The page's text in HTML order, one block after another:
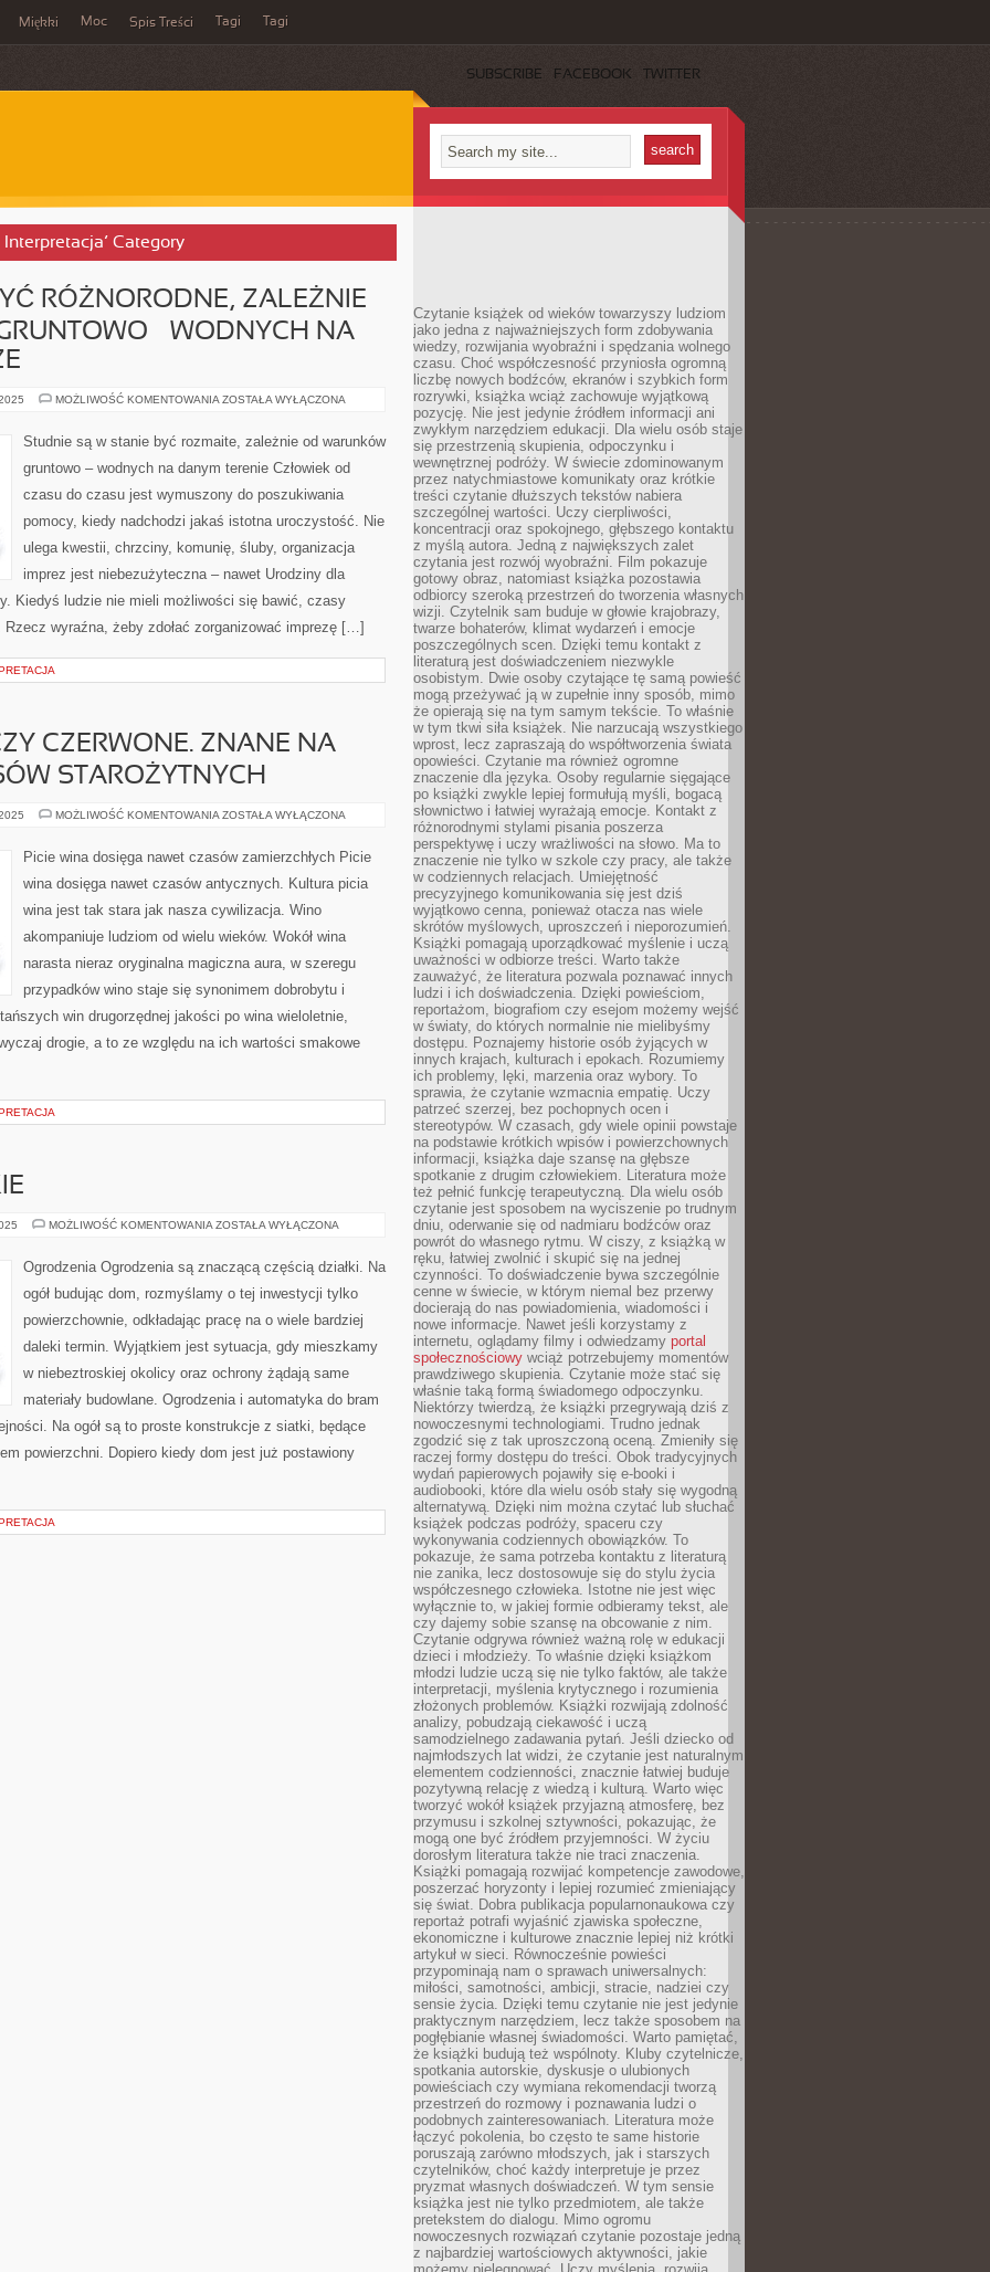
Miękki Moc Spis Treści Tagi Tagi
SUBSCRIBE FACEBOOK TWITTER
Category
RÓŻNORODNE, ZALEŻNIE
– WODNYCH NA
MOŻLIWOŚĆ KOMENTOWANIA STUDNIE
RÓŻNORODNE,
ZALEŻNIE
WARUNKÓW
–
NA
OBSZARZE
ZOSTAŁA WYŁĄCZONA
Studnie są w stanie być rozmaite, zależnie od warunków
gruntowo – wodnych na danym terenie Człowiek od
czasu do czasu jest wymuszony do poszukiwania
pomocy, kiedy nadchodzi jakaś istotna uroczystość. Nie
ulega kwestii, chrzciny, komunię, śluby, organizacja
imprez jest niebezużyteczna – nawet Urodziny dla
Kiedyś ludzie nie mieli możliwości się bawić, czasy
Rzecz wyraźna, żeby zdołać zorganizować imprezę […]
CZERWONE. ZNANE NA
STAROŻYTNYCH
MOŻLIWOŚĆ KOMENTOWANIA BIAŁE,
CZERWONE.
ZNANE
ŚWIECIE
CZASÓW
ZOSTAŁA WYŁĄCZONA
Picie wina dosięga nawet czasów zamierzchłych Picie
wina dosięga nawet czasów antycznych. Kultura picia
wina jest tak stara jak nasza cywilizacja. Wino
akompaniuje ludziom od wielu wieków. Wokół wina
narasta nieraz oryginalna magiczna aura, w szeregu
przypadków wino staje się synonimem dobrobytu i
win drugorzędnej jakości po wina wieloletnie,
drogie, a to ze względu na ich wartości smakowe
MOŻLIWOŚĆ KOMENTOWANIA USŁUGI
ZOSTAŁA WYŁĄCZONA
Ogrodzenia Ogrodzenia są znaczącą częścią działki. Na
ogół budując dom, rozmyślamy o tej inwestycji tylko
powierzchownie, odkładając pracę na o wiele bardziej
daleki termin. Wyjątkiem jest sytuacja, gdy mieszkamy
w niebeztroskiej okolicy oraz ochrony żądają same
materiały budowlane. Ogrodzenia i automatyka do bram
Na ogół są to proste konstrukcje z siatki, będące
powierzchni. Dopiero kiedy dom jest już postawiony
Czytanie książek od wieków towarzyszy ludziom
jako jedna z najważniejszych form zdobywania
wiedzy, rozwijania wyobraźni i spędzania wolnego
czasu. Choć współczesność przyniosła ogromną
liczbę nowych bodźców, ekranów i szybkich form
rozrywki, książka wciąż zachowuje wyjątkową
pozycję. Nie jest jedynie źródłem informacji ani
zwykłym narzędziem edukacji. Dla wielu osób staje
się przestrzenią skupienia, odpoczynku i
wewnętrznej podróży. W świecie zdominowanym
przez natychmiastowe komunikaty oraz krótkie
treści czytanie dłuższych tekstów nabiera
szczególnej wartości. Uczy cierpliwości,
koncentracji oraz spokojnego, głębszego kontaktu
z myślą autora. Jedną z największych zalet
czytania jest rozwój wyobraźni. Film pokazuje
gotowy obraz, natomiast książka pozostawia
odbiorcy szeroką przestrzeń do tworzenia własnych
wizji. Czytelnik sam buduje w głowie krajobrazy,
twarze bohaterów, klimat wydarzeń i emocje
poszczególnych scen. Dzięki temu kontakt z
literaturą jest doświadczeniem niezwykle
osobistym. Dwie osoby czytające tę samą powieść
mogą przeżywać ją w zupełnie inny sposób, mimo
że opierają się na tym samym tekście. To właśnie
w tym tkwi siła książek. Nie narzucają wszystkiego
wprost, lecz zapraszają do współtworzenia świata
opowieści. Czytanie ma również ogromne
znaczenie dla języka. Osoby regularnie sięgające
po książki zwykle lepiej formułują myśli, bogacą
słownictwo i łatwiej wyrażają emocje. Kontakt z
różnorodnymi stylami pisania poszerza
perspektywę i uczy wrażliwości na słowo. Ma to
znaczenie nie tylko w szkole czy pracy, ale także
w codziennych relacjach. Umiejętność
precyzyjnego komunikowania się jest dziś
wyjątkowo cenna, ponieważ otacza nas wiele
skrótów myślowych, uproszczeń i nieporozumień.
Książki pomagają uporządkować myślenie i uczą
uważności w odbiorze treści. Warto także
zauważyć, że literatura pozwala poznawać innych
ludzi i ich doświadczenia. Dzięki powieściom,
reportażom, biografiom czy esejom możemy wejść
w światy, do których normalnie nie mielibyśmy
dostępu. Poznajemy historie osób żyjących w
innych krajach, kulturach i epokach. Rozumiemy
ich problemy, lęki, marzenia oraz wybory. To
sprawia, że czytanie wzmacnia empatię. Uczy
patrzeć szerzej, bez pochopnych ocen i
stereotypów. W czasach, gdy wiele opinii powstaje
na podstawie krótkich wpisów i powierzchownych
informacji, książka daje szansę na głębsze
spotkanie z drugim człowiekiem. Literatura może
też pełnić funkcję terapeutyczną. Dla wielu osób
czytanie jest sposobem na wyciszenie po trudnym
dniu, oderwanie się od nadmiaru bodźców oraz
powrót do własnego rytmu. W ciszy, z książką w
ręku, łatwiej zwolnić i skupić się na jednej
czynności. To doświadczenie bywa szczególnie
cenne w świecie, w którym niemal bez przerwy
docierają do nas powiadomienia, wiadomości i
nowe informacje. Nawet jeśli korzystamy z
internetu, oglądamy filmy i odwiedzamy portal
społecznościowy wciąż potrzebujemy momentów
prawdziwego skupienia. Czytanie może stać się
właśnie taką formą świadomego odpoczynku.
Niektórzy twierdzą, że książki przegrywają dziś z
nowoczesnymi technologiami. Trudno jednak
zgodzić się z tak uproszczoną oceną. Zmieniły się
raczej formy dostępu do treści. Obok tradycyjnych
wydań papierowych pojawiły się e-booki i
audiobooki, które dla wielu osób stały się wygodną
alternatywą. Dzięki nim można czytać lub słuchać
książek podczas podróży, spaceru czy
wykonywania codziennych obowiązków. To
pokazuje, że sama potrzeba kontaktu z literaturą
nie zanika, lecz dostosowuje się do stylu życia
współczesnego człowieka. Istotne nie jest więc
wyłącznie to, w jakiej formie odbieramy tekst, ale
czy dajemy sobie szansę na obcowanie z nim.
Czytanie odgrywa również ważną rolę w edukacji
dzieci i młodzieży. To właśnie dzięki książkom
młodzi ludzie uczą się nie tylko faktów, ale także
interpretacji, myślenia krytycznego i rozumienia
złożonych problemów. Książki rozwijają zdolność
analizy, pobudzają ciekawość i uczą
samodzielnego zadawania pytań. Jeśli dziecko od
najmłodszych lat widzi, że czytanie jest naturalnym
elementem codzienności, znacznie łatwiej buduje
pozytywną relację z wiedzą i kulturą. Warto więc
tworzyć wokół książek przyjazną atmosferę, bez
przymusu i szkolnej sztywności, pokazując, że
mogą one być źródłem przyjemności. W życiu
dorosłym literatura także nie traci znaczenia.
Książki pomagają rozwijać kompetencje zawodowe,
poszerzać horyzonty i lepiej rozumieć zmieniający
się świat. Dobra publikacja popularnonaukowa czy
reportaż potrafi wyjaśnić zjawiska społeczne,
ekonomiczne i kulturowe znacznie lepiej niż krótki
artykuł w sieci. Równocześnie powieści
przypominają nam o sprawach uniwersalnych:
miłości, samotności, ambicji, stracie, nadziei czy
sensie życia. Dzięki temu czytanie nie jest jedynie
praktycznym narzędziem, lecz także sposobem na
pogłębianie własnej świadomości. Warto pamiętać,
że książki budują też wspólnoty. Kluby czytelnicze,
spotkania autorskie, dyskusje o ulubionych
powieściach czy wymiana rekomendacji tworzą
przestrzeń do rozmowy i poznawania ludzi o
podobnych zainteresowaniach. Literatura może
łączyć pokolenia, bo często te same historie
poruszają zarówno młodszych, jak i starszych
czytelników, choć każdy interpretuje je przez
pryzmat własnych doświadczeń. W tym sensie
książka jest nie tylko przedmiotem, ale także
pretekstem do dialogu. Mimo ogromu
nowoczesnych rozwiązań czytanie pozostaje jedną
z najbardziej wartościowych aktywności, jakie